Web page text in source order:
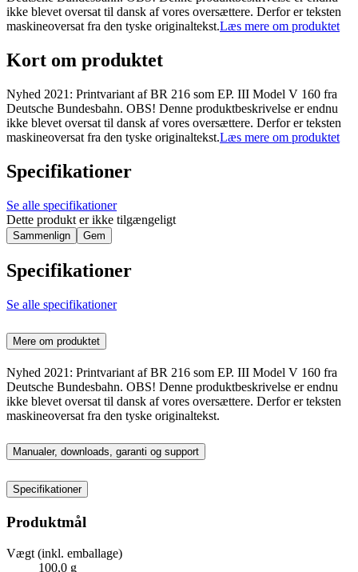
ikke blevet oversat til dansk af vores oversættere. Derfor er teksten
maskineoversat fra den tyske originaltekst.Læs mere om produktet
Kort om produktet
Nyhed 2021: Printvariant af BR 216 som EP. III Model V 160 fra
Deutsche Bundesbahn. OBS! Denne produktbeskrivelse er endnu
ikke blevet oversat til dansk af vores oversættere. Derfor er teksten
maskineoversat fra den tyske originaltekst.Læs mere om produktet
Specifikationer
Se alle specifikationer
Dette produkt er ikke tilgængeligt
Sammenlign Gem
Specifikationer
Se alle specifikationer
Mere om produktet
Nyhed 2021: Printvariant af BR 216 som EP. III Model V 160 fra
Deutsche Bundesbahn. OBS! Denne produktbeskrivelse er endnu
ikke blevet oversat til dansk af vores oversættere. Derfor er teksten
maskineoversat fra den tyske originaltekst.
Manualer, downloads, garanti og support
Specifikationer
Produktmål
Vægt (inkl. emballage)
100,0 g